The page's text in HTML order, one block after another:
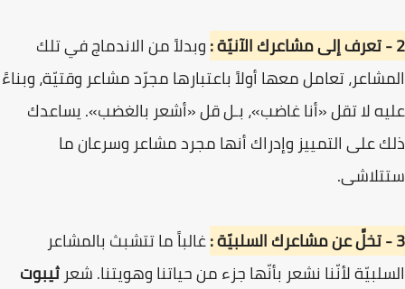
2 - تعرف إلى مشاعرك الآنيّة :
وبدلاً من الاندماج في تلك
المشاعر، تعامل معها أولاً باعتبارها مجرّد مشاعر وقتيّة، وبناءً
عليه لا تقل «أنا غاضب»، بـل قل «أشعر بالغضب». يساعدك
ذلك على التمييز وإدراك أنها مجرد مشاعر وسرعان ما
ستتلاشى.
3 - تخلَّ عن مشاعرك السلبيّة :
غالباً ما تتشبث بالمشاعر
السلبيّة لأنّنا نشعر بأنّها جزء من حياتنا وهويتنا. شعر ثيبوت